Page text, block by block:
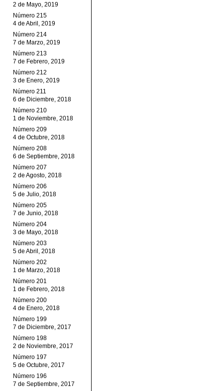
2 de Mayo, 2019
Número 215
4 de Abril, 2019
Número 214
7 de Marzo, 2019
Número 213
7 de Febrero, 2019
Número 212
3 de Enero, 2019
Número 211
6 de Diciembre, 2018
Número 210
1 de Noviembre, 2018
Número 209
4 de Octubre, 2018
Número 208
6 de Septiembre, 2018
Número 207
2 de Agosto, 2018
Número 206
5 de Julio, 2018
Número 205
7 de Junio, 2018
Número 204
3 de Mayo, 2018
Número 203
5 de Abril, 2018
Número 202
1 de Marzo, 2018
Número 201
1 de Febrero, 2018
Número 200
4 de Enero, 2018
Número 199
7 de Diciembre, 2017
Número 198
2 de Noviembre, 2017
Número 197
5 de Octubre, 2017
Número 196
7 de Septiembre, 2017